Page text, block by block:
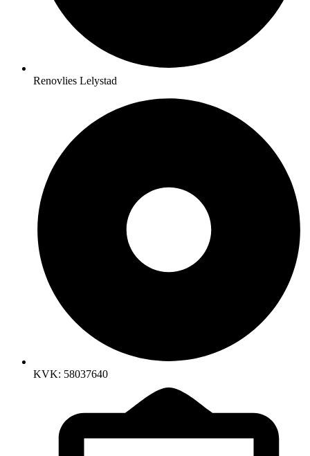
Renovlies Lelystad
KVK: 58037640